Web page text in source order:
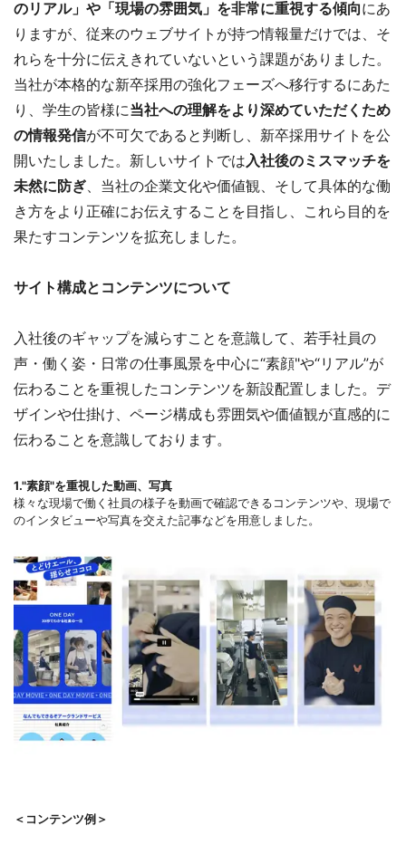
のリアル」や「現場の雰囲気」を非常に重視する傾向にあ
りますが、従来のウェブサイトが持つ情報量だけでは、そ
れらを十分に伝えきれていないという課題がありました。
当社が本格的な新卒採用の強化フェーズへ移行するにあた
り、学生の皆様に当社への理解をより深めていただくため
の情報発信が不可欠であると判断し、新卒採用サイトを公
開いたしました。新しいサイトでは 入社後のミスマッチを
未然に防ぎ 、当社の企業文化や価値観、そして具体的な働
き方をより正確にお伝えすることを目指し、これら目的を
果たすコンテンツを拡充しました。
サイト構成とコンテンツについて
入社後のギャップを減らすことを意識して、若手社員の
声・働く姿・日常の仕事風景を中心に“素顔"や“リアル”が
伝わることを重視したコンテンツを新設配置しました。デ
ザインや仕掛け、ページ構成も雰囲気や価値観が直感的に
伝わることを意識しております。
1."素顔"を重視した動画、写真
様々な現場で働く社員の様子を動画で確認できるコンテンツや、現場で
のインタビューや写真を交えた記事などを用意しました。
＜コンテンツ例＞